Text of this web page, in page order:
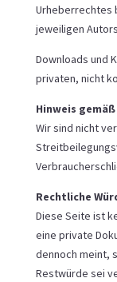
Urheberrechtes
jeweiligen
Downloads und
privaten, nicht
Hinweis gemäß
Wir sind nicht
Rechtliche
Diese Seite ist
eine private
dennoch meint,
Restwürde sei